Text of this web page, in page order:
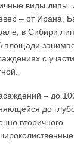
виды липы.
– от Ирана,
в Сибири
площади
с
– до
до
вторичного